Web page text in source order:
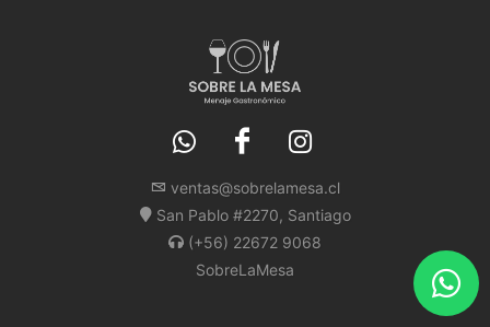
ventas@sobrelamesa.cl
San Pablo #2270, Santiago
(+56) 22672 9068
SobreLaMesa